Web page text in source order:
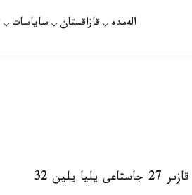
الەمدە قازاقستان ساياسات
استانا. قازاقپارات - ەكى دۇركىن الەم چەمپيونى قازاقستاندىق اۋىر اتلەت قازىر 27 جاستاعى يليا يلين 32